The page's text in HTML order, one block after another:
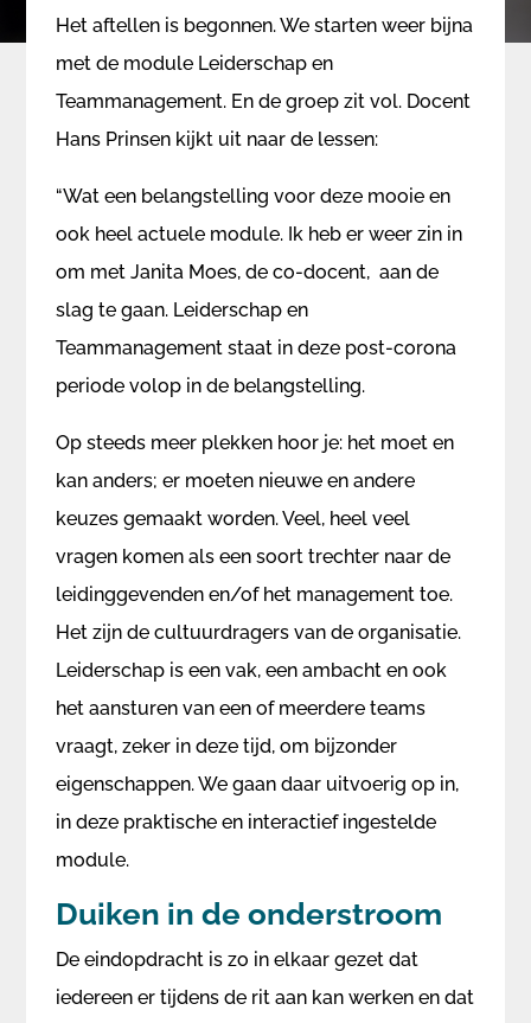
​Het aftellen is begonnen. We starten weer bijna
met de module Leiderschap en
Teammanagement. En de groep zit vol. Docent
Hans Prinsen kijkt uit naar de lessen:
“Wat een belangstelling voor deze mooie en
ook heel actuele module. Ik heb er weer zin in
om met Janita Moes, de co-docent, aan de
slag te gaan. Leiderschap en
Teammanagement staat in deze post-corona
periode volop in de belangstelling.
Op steeds meer plekken hoor je: het moet en
kan anders; er moeten nieuwe en andere
keuzes gemaakt worden. Veel, heel veel
vragen komen als een soort trechter naar de
leidinggevenden en/of het management toe.
Het zijn de cultuurdragers van de organisatie.
Leiderschap is een vak, een ambacht en ook
het aansturen van een of meerdere teams
vraagt, zeker in deze tijd, om bijzonder
eigenschappen. We gaan daar uitvoerig op in,
in deze praktische en interactief ingestelde
module.
Duiken in de onderstroom
De eindopdracht is zo in elkaar gezet dat
iedereen er tijdens de rit aan kan werken en dat